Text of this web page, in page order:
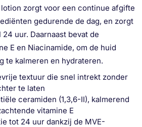
zorgt voor een continue afgifte
gedurende de dag, en zorgt
uur. Daarnaast bevat de
E en Niacinamide, om de huid
te kalmeren en hydrateren.
textuur die snel intrekt zonder
te laten
ceramiden (1,3,6-II), kalmerend
vitamine E
tot 24 uur dankzij de MVE-